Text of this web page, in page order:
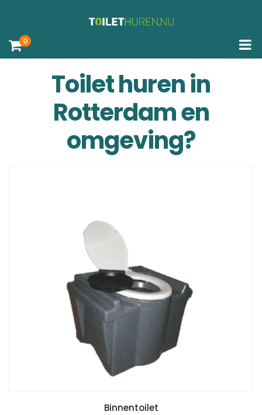
0
Toilet huren in
Rotterdam en
omgeving?
Binnentoilet